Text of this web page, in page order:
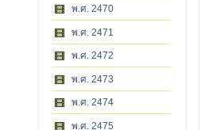
พ.ศ. 2470
พ.ศ. 2471
พ.ศ. 2472
พ.ศ. 2473
พ.ศ. 2474
พ.ศ. 2475